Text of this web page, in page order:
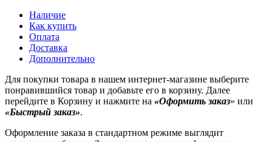
Наличие
Как купить
Оплата
Доставка
Дополнительно
Для покупки товара в нашем интернет-магазине выберите
понравившийся товар и добавьте его в корзину. Далее
перейдите в Корзину и нажмите на «Оформить заказ» или
«Быстрый заказ».
Оформление заказа в стандартном режиме выглядит